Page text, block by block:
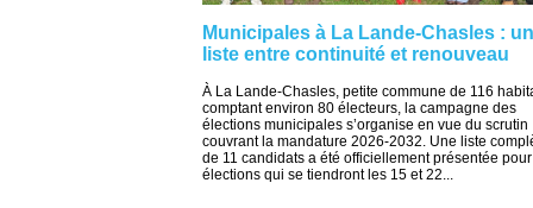
Municipales à La Lande-Chasles :
liste entre continuité et renouveau
À La Lande-Chasles, petite commune de 116
comptant environ 80 électeurs, la campagne des
élections municipales s’organise en vue du scrutin
couvrant la mandature 2026-2032. Une liste
de 11 candidats a été officiellement présentée
élections qui se tiendront les 15 et 22...